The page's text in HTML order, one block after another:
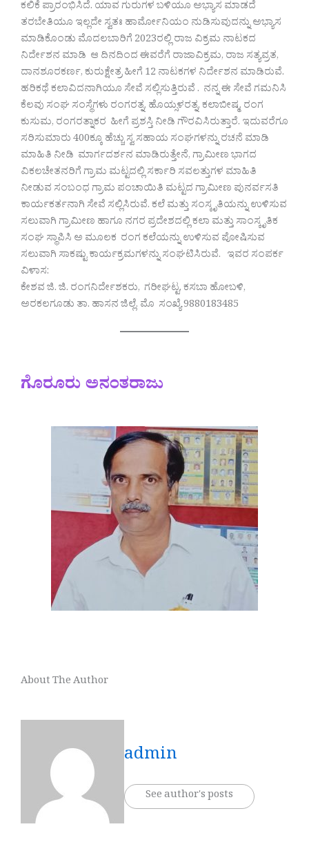
ಕಲಿಕೆ ಪ್ರಾರಂಭಿಸಿದೆ. ಯಾವ ಗುರುಗಳ ಬಳಿಯೂ ಅಭ್ಯಾಸ ಮಾಡದೆ
ತರಬೇತಿಯೂ ಇಲ್ಲದೇ ಸ್ವತಃ ಹಾರ್ಮೋನಿಯಂ ನುಡಿಸುವುದನ್ನು ಅಭ್ಯಾಸ
ಮಾಡಿಕೊಂಡು ಮೊದಲಬಾರಿಗೆ 2023ರಲ್ಲಿ ರಾಜ ವಿಕ್ರಮ ನಾಟಕದ
ನಿರ್ದೇಶನ ಮಾಡಿ ಆ ದಿನದಿಂದ ಈವರೆಗೆ ರಾಜಾವಿಕ್ರಮ, ರಾಜ ಸತ್ಯವ್ರತ,
ದಾನಶೂರಕರ್ಣ, ಕುರುಕ್ಷೇತ್ರ ಹೀಗೆ 12 ನಾಟಕಗಳ ನಿರ್ದೇಶನ ಮಾಡಿರುವೆ.
ಹರಿಕಥೆ ಕಲಾವಿದನಾಗಿಯೂ ಸೇವೆ ಸಲ್ಲಿಸುತ್ತಿರುವೆ . ನನ್ನ ಈ ಸೇವೆ ಗಮನಿಸಿ
ಕೆಲವು ಸಂಘ ಸಂಸ್ಥೆಗಳು ರಂಗರತ್ನ, ಹೊಯ್ಸಳರತ್ನ, ಕಲಾಬೀಷ್ಮ, ರಂಗ
ಕುಸುಮ, ರಂಗರತ್ನಾಕರ ಹೀಗೆ ಪ್ರಶಸ್ತಿ ನೀಡಿ ಗೌರವಿಸಿರುತ್ತಾರೆ. ಇದುವರೆಗೂ
ಸರಿಸುಮಾರು 400ಕ್ಕೂ ಹೆಚ್ಚು ಸ್ವ ಸಹಾಯ ಸಂಘಗಳನ್ನು ರಚನೆ ಮಾಡಿ
ಮಾಹಿತಿ ನೀಡಿ ಮಾರ್ಗದರ್ಶನ ಮಾಡಿರುತ್ತೇನೆ, ಗ್ರಾಮೀಣ ಭಾಗದ
ವಿಕಲಚೇತನರಿಗೆ ಗ್ರಾಮ ಮಟ್ಟದಲ್ಲಿ ಸರ್ಕಾರಿ ಸವಲತ್ತುಗಳ ಮಾಹಿತಿ
ನೀಡುವ ಸಂಬಂಧ ಗ್ರಾಮ ಪಂಚಾಯಿತಿ ಮಟ್ಟದ ಗ್ರಾಮೀಣ ಪುನರ್ವಸತಿ
ಕಾರ್ಯಕರ್ತನಾಗಿ ಸೇವೆ ಸಲ್ಲಿಸಿರುವೆ. ಕಲೆ ಮತ್ತು ಸಂಸ್ಕೃತಿಯನ್ನು ಉಳಿಸುವ
ಸಲುವಾಗಿ ಗ್ರಾಮೀಣ ಹಾಗೂ ನಗರ ಪ್ರದೇಶದಲ್ಲಿ ಕಲಾ ಮತ್ತು ಸಾಂಸ್ಕೃತಿಕ
ಸಂಘ ಸ್ಥಾಪಿಸಿ ಅ ಮೂಲಕ ರಂಗ ಕಲೆಯನ್ನು ಉಳಿಸುವ ಪೋಷಿಸುವ
ಸಲುವಾಗಿ ಸಾಕಷ್ಟು ಕಾರ್ಯಕ್ರಮಗಳನ್ನು ಸಂಘಟಿಸಿರುವೆ. ಇವರ ಸಂಪರ್ಕ
ವಿಳಾಸ:
ಕೇಶವ ಜಿ. ಜಿ. ರಂಗನಿರ್ದೇಶಕರು, ಗರೀಘಟ್ಟ, ಕಸಬಾ ಹೋಬಳಿ,
ಅರಕಲಗೂಡು ತಾ. ಹಾಸನ ಜಿಲ್ಲೆ. ಮೊ ಸಂಖ್ಯೆ 9880183485
ಗೊರೂರು ಅನಂತರಾಜು
About The Author
admin
See author's posts